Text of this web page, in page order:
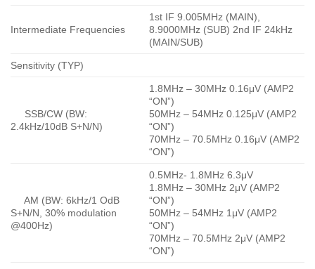
Intermediate Frequencies
1st IF 9.005MHz (MAIN),
8.9000MHz (SUB) 2nd IF 24kHz
(MAIN/SUB)
Sensitivity (TYP)
SSB/CW (BW:
2.4kHz/10dB S+N/N)
1.8MHz – 30MHz 0.16μV (AMP2
“ON”)
50MHz – 54MHz 0.125μV (AMP2
“ON”)
70MHz – 70.5MHz 0.16μV (AMP2
“ON”)
AM (BW: 6kHz/1 OdB
S+N/N, 30% modulation
@400Hz)
0.5MHz- 1.8MHz 6.3μV
1.8MHz – 30MHz 2μV (AMP2
“ON”)
50MHz – 54MHz 1μV (AMP2
“ON”)
70MHz – 70.5MHz 2μV (AMP2
“ON”)